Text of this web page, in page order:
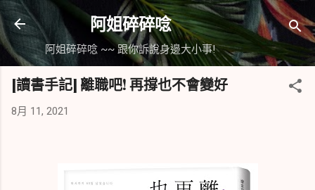
跳到主要內容
阿姐碎碎唸
阿姐碎碎唸 ~~ 跟你訴說身邊大小事!
[讀書手記] 離職吧! 再撐也不會變好
8月 11, 2021